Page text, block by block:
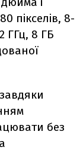
пікселів, 8-
ГГц, 8 ГБ
без